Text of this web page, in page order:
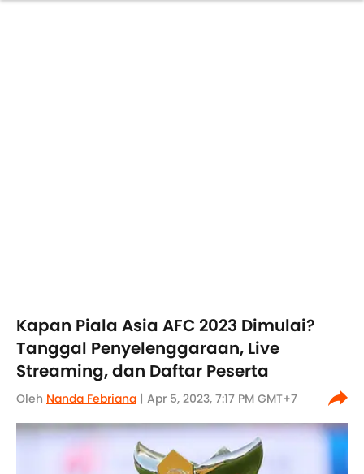
Kapan Piala Asia AFC 2023 Dimulai?
Tanggal Penyelenggaraan, Live
Streaming, dan Daftar Peserta
Oleh Nanda Febriana | Apr 5, 2023, 7:17 PM GMT+7